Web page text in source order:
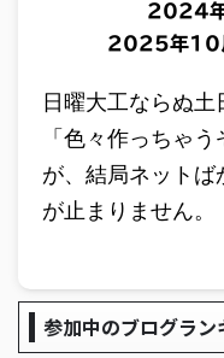
2024
2025年10
日曜大工ならぬ
「色々作っちゃ
が、結局ネットば
が止まりません。
参加中のブログラン